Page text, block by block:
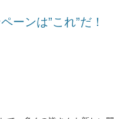
ーンは”これ”だ！